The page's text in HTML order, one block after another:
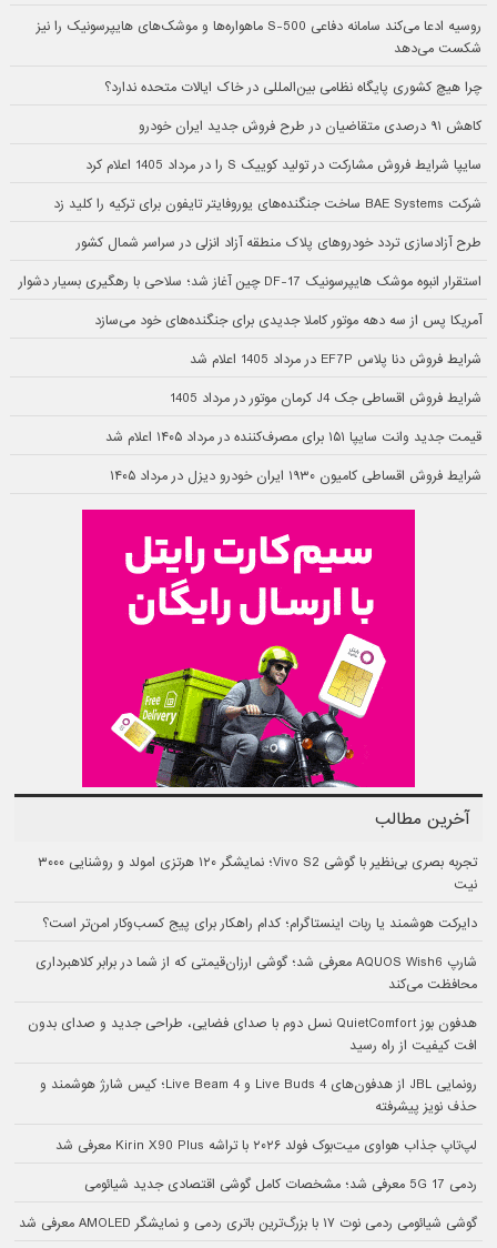
روسیه ادعا می‌کند سامانه دفاعی S-500 ماهواره‌ها و موشک‌های هایپرسونیک را نیز
شکست می‌دهد
چرا هیچ کشوری پایگاه نظامی بین‌المللی در خاک ایالات متحده ندارد؟
کاهش ۹۱ درصدی متقاضیان در طرح فروش جدید ایران خودرو
سایپا شرایط فروش مشارکت در تولید کوییک S را در مرداد 1405 اعلام کرد
شرکت BAE Systems ساخت جنگنده‌های یوروفایتر تایفون برای ترکیه را کلید زد
طرح آزادسازی تردد خودروهای پلاک منطقه آزاد انزلی در سراسر شمال کشور
استقرار انبوه موشک هایپرسونیک DF-17 چین آغاز شد؛ سلاحی با رهگیری بسیار دشوار
آمریکا پس از سه دهه موتور کاملا جدیدی برای جنگنده‌های خود می‌سازد
شرایط فروش دنا پلاس EF7P در مرداد 1405 اعلام شد
شرایط فروش اقساطی جک J4 کرمان موتور در مرداد 1405
قیمت جدید وانت سایپا ۱۵۱ برای مصرف‌کننده در مرداد ۱۴۰۵ اعلام شد
شرایط فروش اقساطی کامیون ۱۹۳۰ ایران خودرو دیزل در مرداد ۱۴۰۵
آخرین مطالب
تجربه بصری بی‌نظیر با گوشی Vivo S2؛ نمایشگر ۱۲۰ هرتزی امولد و روشنایی ۳۰۰۰
نیت
دایرکت هوشمند یا ربات اینستاگرام؛ کدام راهکار برای پیج کسب‌وکار امن‌تر است؟
شارپ AQUOS Wish6 معرفی شد؛ گوشی ارزان‌قیمتی که از شما در برابر کلاهبرداری
محافظت می‌کند
هدفون بوز QuietComfort نسل دوم با صدای فضایی، طراحی جدید و صدای بدون
افت کیفیت از راه رسید
رونمایی JBL از هدفون‌های Live Buds 4 و Live Beam 4؛ کیس شارژ هوشمند و
حذف نویز پیشرفته
لپ‌تاپ جذاب هواوی میت‌بوک فولد ۲۰۲۶ با تراشه Kirin X90 Plus معرفی شد
ردمی 17 5G معرفی شد؛ مشخصات کامل گوشی اقتصادی جدید شیائومی
گوشی شیائومی ردمی نوت ۱۷ با بزرگ‌ترین باتری ردمی و نمایشگر AMOLED معرفی شد